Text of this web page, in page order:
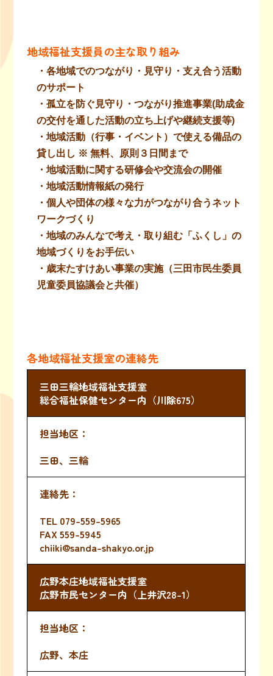
地域福祉支援員の主な取り組み
・各地域でのつながり・見守り・支え合う活動
のサポート
・孤立を防ぐ見守り・つながり推進事業(助成金
の交付を通した活動の立ち上げや継続支援等)
・地域活動（行事・イベント）で使える備品の
貸し出し ※ 無料、原則３日間まで
・地域活動に関する研修会や交流会の開催
・地域活動情報紙の発行
・個人や団体の様々な力がつながり合うネット
ワークづくり
・地域のみんなで考え・取り組む「ふくし」の
地域づくりをお手伝い
・歳末たすけあい事業の実施（三田市民生委員
児童委員協議会と共催）
各地域福祉支援室の連絡先
三田三輪地域福祉支援室
総合福祉保健センター内（川除675）
三田、三輪
TEL 079-559-5965
FAX 559-5945
chiiki@sanda-shakyo.or.jp
広野本庄地域福祉支援室
広野市民センター内（上井沢28-1）
広野、本庄